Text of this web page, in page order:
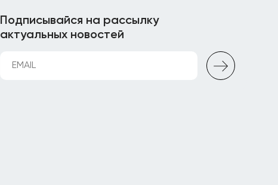
Подписывайся на рассылку
актуальных новостей